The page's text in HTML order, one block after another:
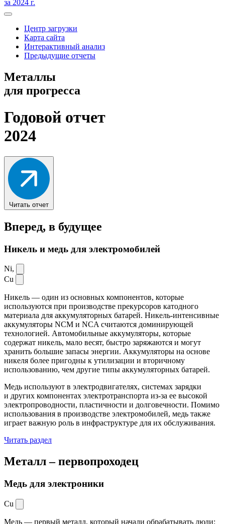
за 2024 г.
Центр загрузки
Карта сайта
Интерактивный анализ
Предыдущие отчеты
Металлы
для прогресса
Годовой отчет
2024
Читать отчет
Вперед, в будущее
Никель и медь для электромобилей
Ni,
Cu
Никель — один из основных компонентов, которые
используются при производстве прекурсоров катодного
материала для аккумуляторных батарей. Никель-интенсивные
аккумуляторы NCM и NCA считаются доминирующей
технологией. Автомобильные аккумуляторы, которые
содержат никель, мало весят, быстро заряжаются и могут
хранить большие запасы энергии. Аккумуляторы на основе
никеля более пригодны к утилизации и вторичному
использованию, чем другие типы аккумуляторных батарей.
Медь используют в электродвигателях, системах зарядки
и других компонентах электротранспорта из-за ее высокой
электропроводности, пластичности и долговечности. Помимо
использования в производстве электромобилей, медь также
играет важную роль в инфраструктуре для их обслуживания.
Читать раздел
Металл –первопроходец
Медь для электроники
Cu
Медь — первый металл, который начали обрабатывать люди: